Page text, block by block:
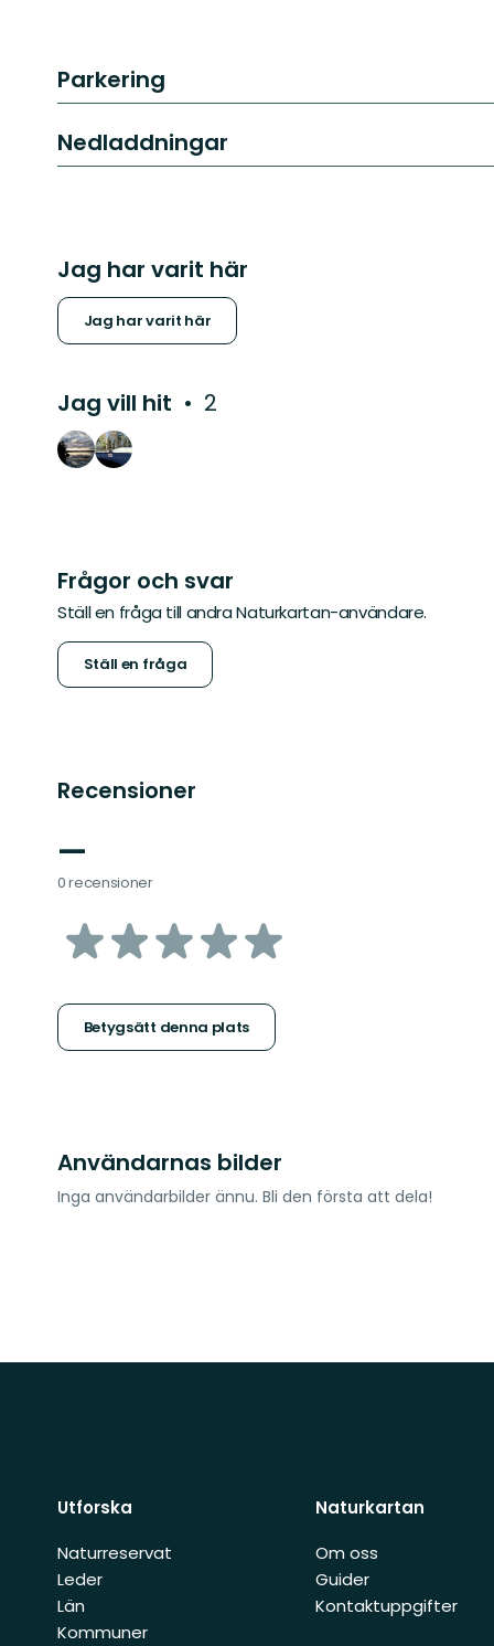
Parkering
Nedladdningar
Jag har varit här
Jag har varit här
Jag vill hit 2
Frågor och svar
Ställ en fråga till andra Naturkartan-användare.
Ställ en fråga
Recensioner
—
0 recensioner
av
stjärnor
Betygsätt denna plats
Användarnas bilder
Inga användarbilder ännu. Bli den första att dela!
Utforska
Naturreservat
Leder
Län
Kommuner
Naturkartan
Om oss
Guider
Kontaktuppgifter